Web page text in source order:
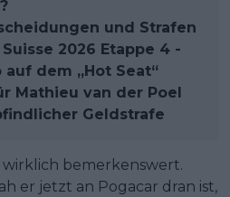
und Strafen
2026 Etappe 4 -
auf dem „Hot Seat“
Mathieu van der Poel
Geldstrafe
wirklich bemerkenswert.
er jetzt an Pogacar dran ist,